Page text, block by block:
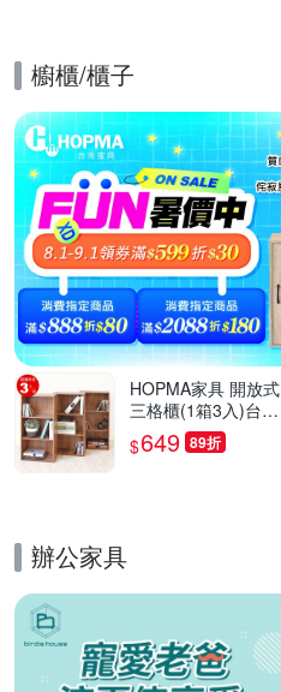
櫥櫃/櫃子
HOPMA家具 開放式
三格櫃(1箱3入)台灣
製造 收納置物櫃 儲
藏玄關櫃 展示空櫃-
$649 89折
辦公家具